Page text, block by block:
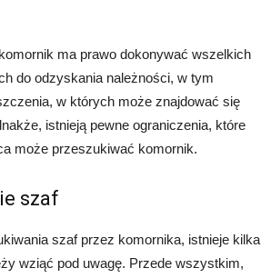
ma prawo dokonywać wszelkich
do odzyskania należności, w tym
w których może znajdować się
istnieją pewne ograniczenia, które
może przeszukiwać komornik.
szaf
szaf przez komornika, istnieje kilka
wziąć pod uwagę. Przede wszystkim,